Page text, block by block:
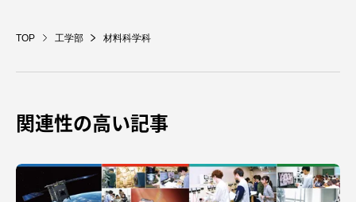
TOP 工学部 材料科学科
関連性の高い記事